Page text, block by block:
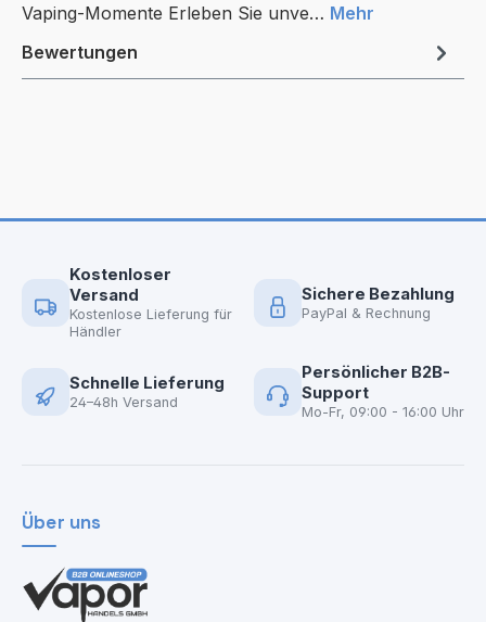
Vaping-Momente Erleben Sie unve… Mehr
Bewertungen
Kostenloser
Versand
Kostenlose Lieferung für
Händler
Sichere Bezahlung
PayPal & Rechnung
Schnelle Lieferung
24–48h Versand
Persönlicher B2B-
Support
Mo-Fr, 09:00 - 16:00 Uhr
Über uns